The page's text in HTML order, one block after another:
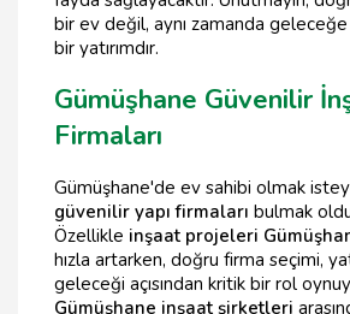
bir ev değil, aynı zamanda
bir yatırımdır.
Gümüşhane Güvenilir
Firmaları
Gümüşhane'de ev sahibi olmak
güvenilir yapı firmaları bulmak
Özellikle inşaat projeleri
hızla artarken, doğru firma seçimi,
geleceği açısından kritik bir rol
Gümüşhane inşaat şirketleri